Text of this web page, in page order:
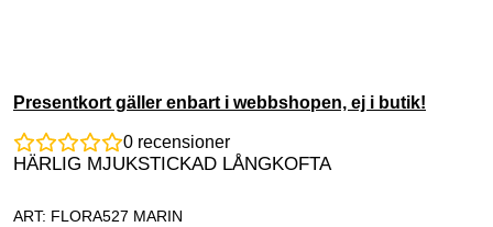
Presentkort gäller enbart i webbshopen, ej i butik!
0 recensioner
HÄRLIG MJUKSTICKAD LÅNGKOFTA
ART: FLORA527 MARIN